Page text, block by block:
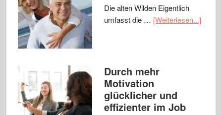
Die alten Wilden Eigentlich
umfasst die … [Weiterlesen...]
Durch mehr
Motivation
glücklicher und
effizienter im Job